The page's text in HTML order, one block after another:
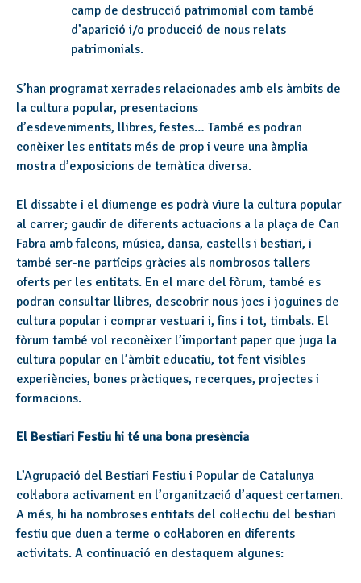
camp de destrucció patrimonial com també
d’aparició i/o producció de nous relats
patrimonials.
S’han programat xerrades relacionades amb els àmbits de
la cultura popular, presentacions
d’esdeveniments, llibres, festes… També es podran
conèixer les entitats més de prop i veure una àmplia
mostra d’exposicions de temàtica diversa.
El dissabte i el diumenge es podrà viure la cultura popular
al carrer; gaudir de diferents actuacions a la plaça de Can
Fabra amb falcons, música, dansa, castells i bestiari, i
també ser-ne partícips gràcies als nombrosos tallers
oferts per les entitats. En el marc del fòrum, també es
podran consultar llibres, descobrir nous jocs i joguines de
cultura popular i comprar vestuari i, fins i tot, timbals. El
fòrum també vol reconèixer l’important paper que juga la
cultura popular en l’àmbit educatiu, tot fent visibles
experiències, bones pràctiques, recerques, projectes i
formacions.
El Bestiari Festiu hi té una bona presència
L’Agrupació del Bestiari Festiu i Popular de Catalunya
col·labora activament en l’organització d’aquest certamen.
A més, hi ha nombroses entitats del col·lectiu del bestiari
festiu que duen a terme o col·laboren en diferents
activitats. A continuació en destaquem algunes: